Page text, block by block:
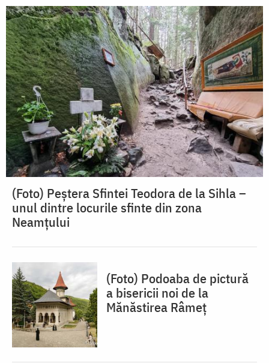
(Foto) Peștera Sfintei Teodora de la Sihla –
unul dintre locurile sfinte din zona
Neamțului
(Foto) Podoaba de pictură
a bisericii noi de la
Mănăstirea Râmeț